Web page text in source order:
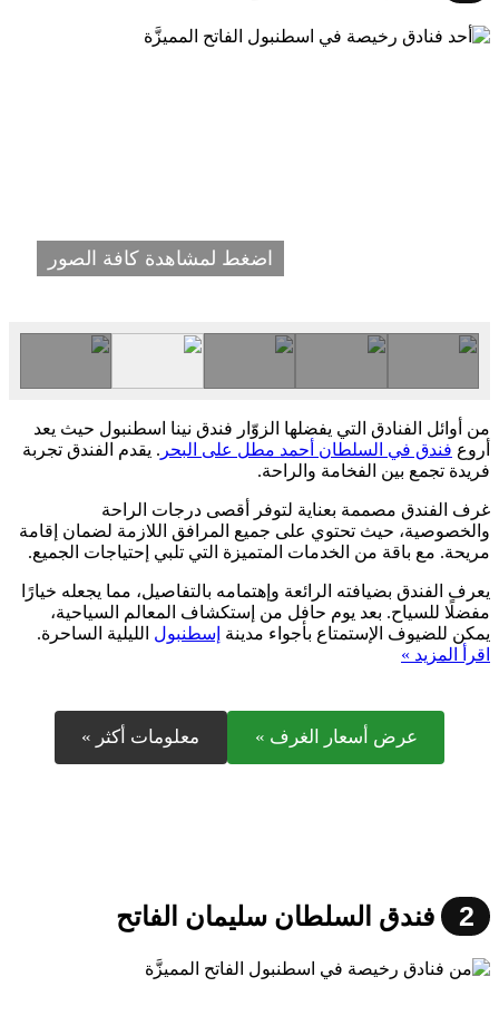
اضغط لمشاهدة كافة الصور
من أوائل الفنادق التي يفضلها الزوّار فندق نينا اسطنبول حيث يعد
أروع فندق في السلطان أحمد مطل على البحر . يقدم الفندق تجربة
فريدة تجمع بين الفخامة والراحة.
غرف الفندق مصممة بعناية لتوفر أقصى درجات الراحة
والخصوصية، حيث تحتوي على جميع المرافق اللازمة لضمان إقامة
مريحة. مع باقة من الخدمات المتميزة التي تلبي إحتياجات الجميع.
يعرف الفندق بضيافته الرائعة وإهتمامه بالتفاصيل، مما يجعله خيارًا
مفضلًا للسياح. بعد يوم حافل من إستكشاف المعالم السياحية،
يمكن للضيوف الإستمتاع بأجواء مدينة إسطنبول الليلية الساحرة.
اقرأ المزيد »
عرض أسعار الغرف » معلومات أكثر »
2 فندق السلطان سليمان الفاتح